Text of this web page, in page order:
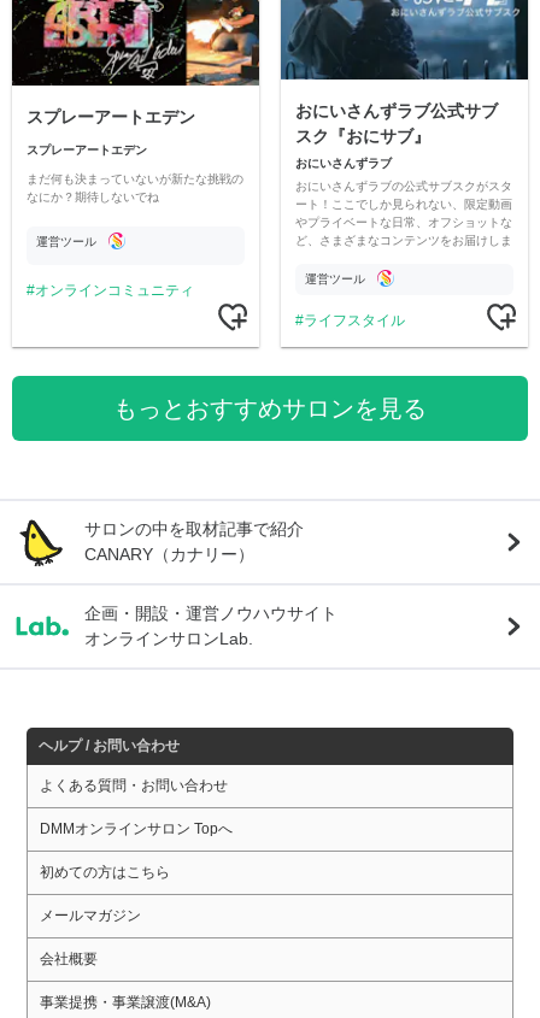
スプレーアートエデン
スプレーアートエデン
まだ何も決まっていないが新たな挑戦の
なにか？期待しないでね
運営ツール
オンラインコミュニティ
おにいさんずラブ公式サブ
スク『おにサブ』
おにいさんずラブ
おにいさんずラブの公式サブスクがスタ
ート！ここでしか見られない、限定動画
やプライベートな日常、オフショットな
ど、さまざまなコンテンツをお届けしま
運営ツール
ライフスタイル
もっとおすすめサロンを見る
サロンの中を取材記事で紹介
CANARY（カナリー）
企画・開設・運営ノウハウサイト
オンラインサロンLab.
ヘルプ / お問い合わせ
よくある質問・お問い合わせ
DMMオンラインサロン Topへ
初めての方はこちら
メールマガジン
会社概要
事業提携・事業譲渡(M&A)